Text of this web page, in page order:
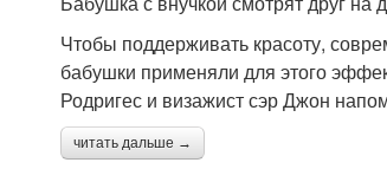
Чтобы поддерживать красоту,
бабушки применяли для этого
Родригес и визажист сэр Джон
читать дальше →